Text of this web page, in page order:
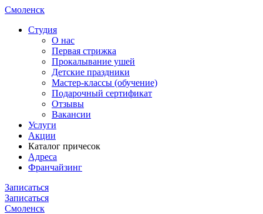
Смоленск
Cтудия
О нас
Первая стрижка
Прокалывание ушей
Детские праздники
Мастер-классы (обучение)
Подарочный сертификат
Отзывы
Вакансии
Услуги
Акции
Каталог причесок
Адреса
Франчайзинг
Записаться
Записаться
Смоленск